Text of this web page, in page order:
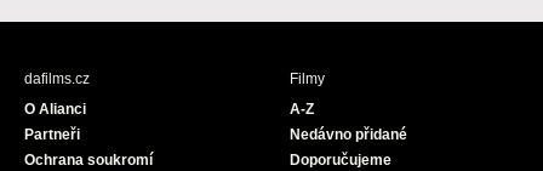
c
s
u
dafilms.cz
O Alianci
Partneři
Ochrana soukromí
Filmy
A-Z
Nedávno přidané
Doporučujeme